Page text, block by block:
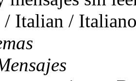
/ Italian /